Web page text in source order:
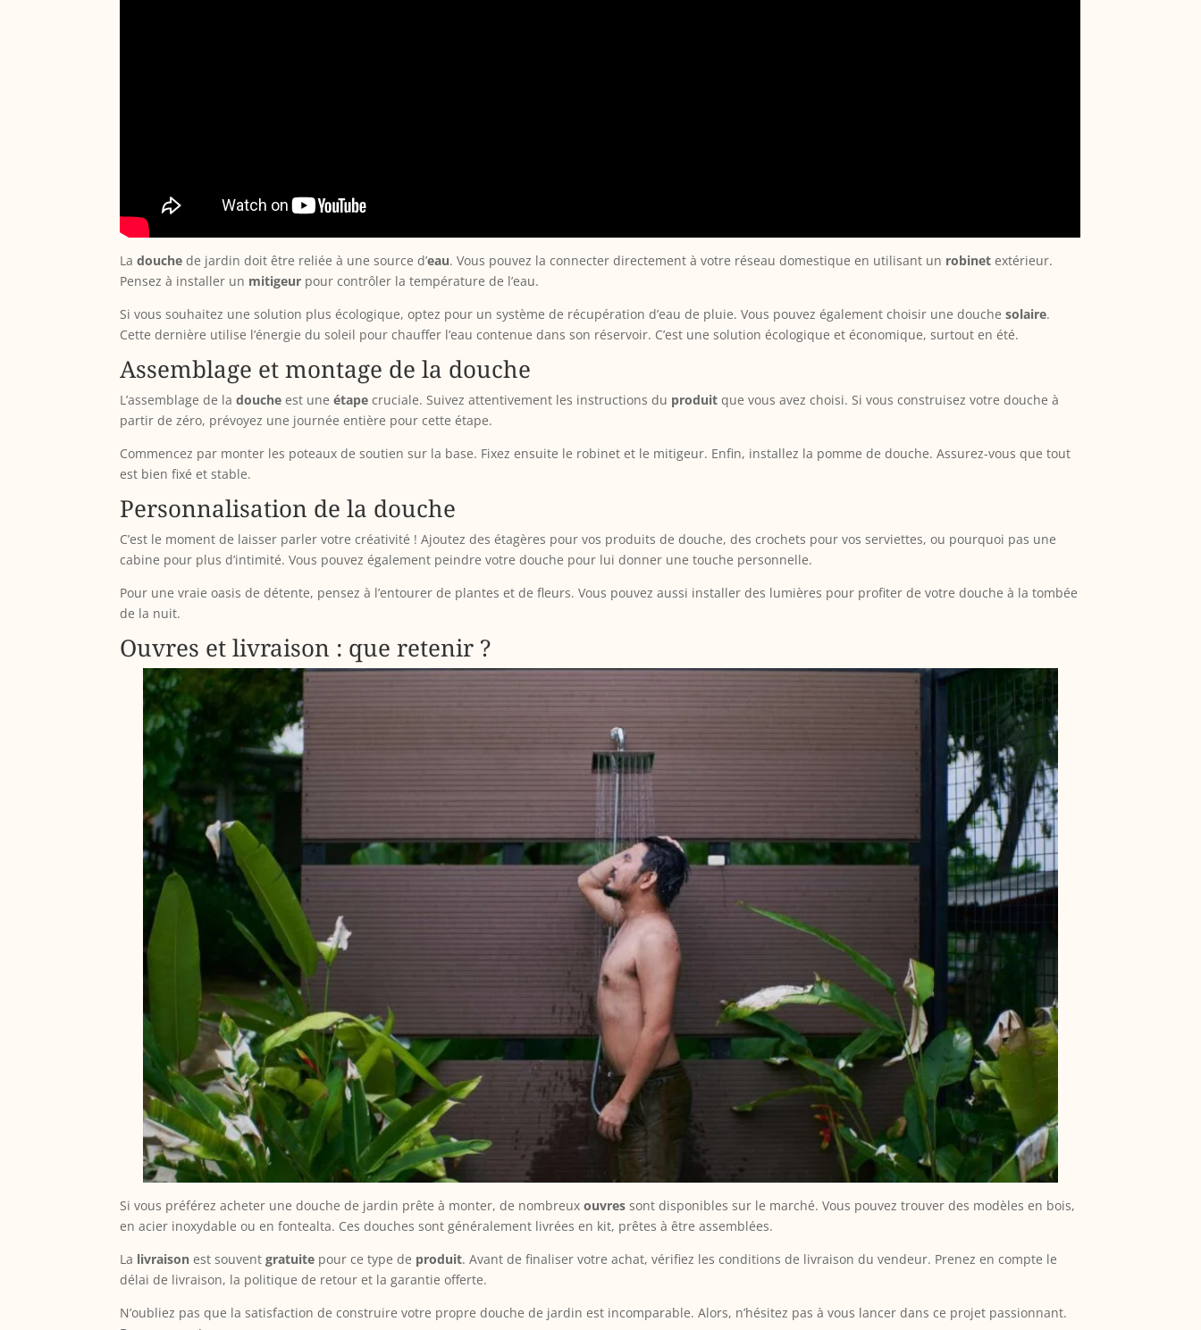
Ladouche de jardin doit être reliée à une source d’eau. Vous pouvez la connecter directement à votre réseau domestique en utilisant un robinet extérieur.
Pensez à installer un mitigeur pour contrôler la température de l’eau.
Si vous souhaitez une solution plus écologique, optez pour un système de récupération d’eau de pluie. Vous pouvez également choisir une douchesolaire.
Cette dernière utilise l’énergie du soleil pour chauffer l’eau contenue dans son réservoir. C’est une solution écologique et économique, surtout en été.
Assemblage et montage de la douche
L’assemblage de ladouche est uneétape cruciale. Suivez attentivement les instructions du produit que vous avez choisi. Si vous construisez votre douche à
partir de zéro, prévoyez une journée entière pour cette étape.
Commencez par monter les poteaux de soutien sur la base. Fixez ensuite le robinet et le mitigeur. Enfin, installez la pomme de douche. Assurez-vous que tout
est bien fixé et stable.
Personnalisation de la douche
C’est le moment de laisser parler votre créativité ! Ajoutez des étagères pour vos produits de douche, des crochets pour vos serviettes, ou pourquoi pas une
cabine pour plus d’intimité. Vous pouvez également peindre votre douche pour lui donner une touche personnelle.
Pour une vraie oasis de détente, pensez à l’entourer de plantes et de fleurs. Vous pouvez aussi installer des lumières pour profiter de votre douche à la tombée
de la nuit.
Ouvres et livraison : que retenir ?
Si vous préférez acheter une douche de jardin prête à monter, de nombreuxouvres sont disponibles sur le marché. Vous pouvez trouver des modèles en bois,
en acier inoxydable ou en fontealta. Ces douches sont généralement livrées en kit, prêtes à être assemblées.
La livraison est souventgratuite pour ce type de produit. Avant de finaliser votre achat, vérifiez les conditions de livraison du vendeur. Prenez en compte le
délai de livraison, la politique de retour et la garantie offerte.
N’oubliez pas que la satisfaction de construire votre propre douche de jardin est incomparable. Alors, n’hésitez pas à vous lancer dans ce projet passionnant.